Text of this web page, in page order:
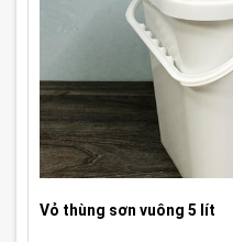
Vỏ thùng sơn vuông 5 lít